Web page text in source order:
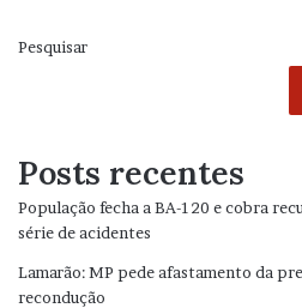
Pesquisar
Posts recentes
População fecha a BA-120 e cobra
série de acidentes
Lamarão: MP pede afastamento da
recondução